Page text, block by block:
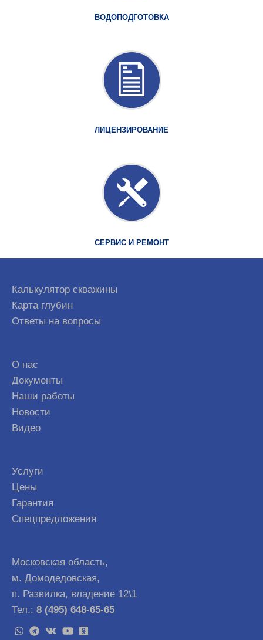
ВОДОПОДГОТОВКА
ЛИЦЕНЗИРОВАНИЕ
СЕРВИС И РЕМОНТ
Калькулятор скважины
Карта глубин
Ответы на вопросы
О нас
Документы
Наши работы
Новости
Видео
Услуги
Цены
Гарантия
Спецпредложения
Московская область,
м. Домодедовская,
п. Развилка, владение 12\1
Тел.: 8 (495) 648-65-65